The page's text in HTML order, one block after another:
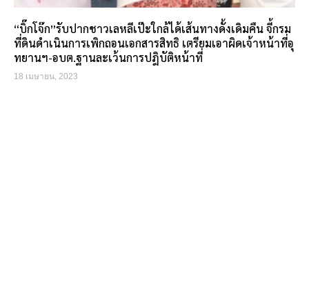
“บิ๊กโจ๊ก”รับปากชาวเลหลีเป๊ะใกล้ได้เส้นทางดั้งเดิมคืน จี้กรม
ที่ดินดำเนินการเพิกถอนเอกสารสิทธิ เตรียมเอาผิดเจ้าหน้าที่อุ
ทยานฯ-อบต.ฐานละเว้นการปฎิบัติหน้าที่
18 เมษายน, 2023